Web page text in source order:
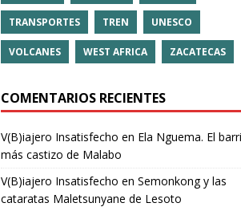
TRANSPORTES TREN UNESCO
VOLCANES WEST AFRICA ZACATECAS
COMENTARIOS RECIENTES
V(B)iajero Insatisfecho en Ela Nguema. El
más castizo de Malabo
V(B)iajero Insatisfecho en Semonkong y las
cataratas Maletsunyane de Lesoto